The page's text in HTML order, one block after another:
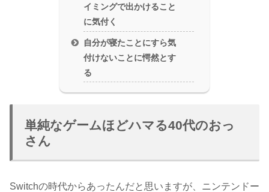
イミングで出かけること
に気付く
自分が寝たことにすら気
付けないことに愕然とす
る
単純なゲームほどハマる40代のおっ
さん
Switchの時代からあったんだと思いますが、ニンテンドー